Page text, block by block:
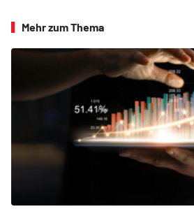
Mehr zum Thema